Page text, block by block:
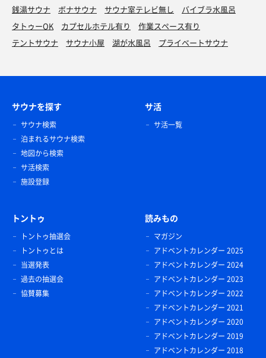
銭湯サウナ
ボナサウナ サウナ室テレビ無し
バイブラ水風呂
タトゥーOK
カプセルホテル有り
作業スペース有り
テントサウナ
サウナ小屋 湖が水風呂 プライベートサウナ
サウナを探す
サウナ検索
泊まれるサウナ検索
地図から検索
サ活検索
施設登録
サ活
サ活一覧
トントゥ
トントゥ抽選会
トントゥとは
当選発表
過去の抽選会
協賛募集
読みもの
マガジン
アドベントカレンダー 2025
アドベントカレンダー 2024
アドベントカレンダー 2023
アドベントカレンダー 2022
アドベントカレンダー 2021
アドベントカレンダー 2020
アドベントカレンダー 2019
アドベントカレンダー 2018